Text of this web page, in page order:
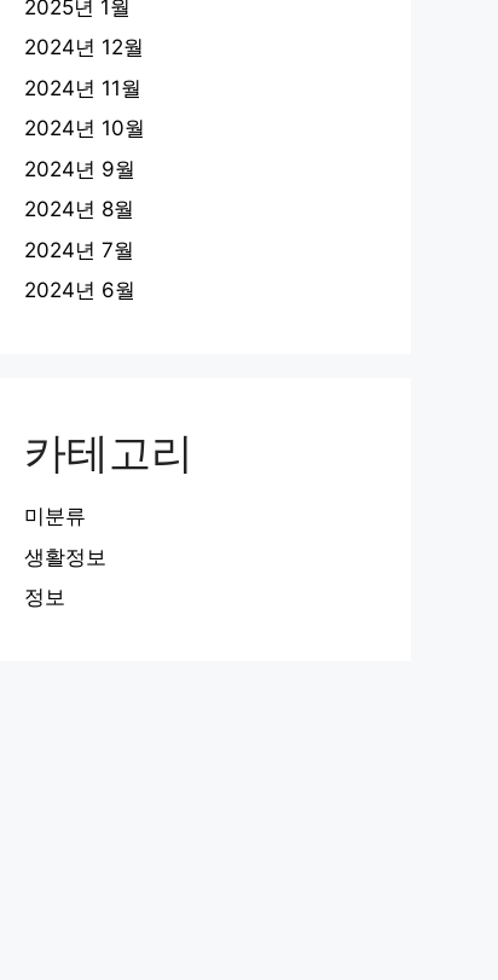
2025년 1월
2024년 12월
2024년 11월
2024년 10월
2024년 9월
2024년 8월
2024년 7월
2024년 6월
카테고리
미분류
생활정보
정보